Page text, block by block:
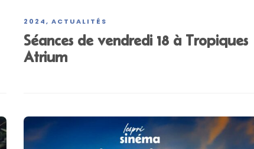
2024 , ACTUALITÉS
Séances de vendredi 18 à Tropiques
Atrium